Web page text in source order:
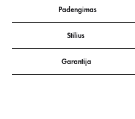
Padengimas
Stilius
Garantija